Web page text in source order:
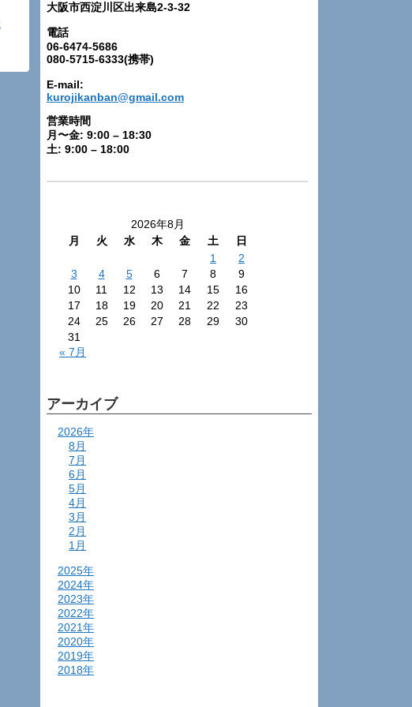
大阪市西淀川区出来島2-3-32
電話
06-6474-5686
080-5715-6333(携帯)
E-mail:
kurojikanban@gmail.com
営業時間
月〜金: 9:00 – 18:30
土: 9:00 – 18:00
2026年8月
月
火 水 木 金 土
日
1
2
3
4 5 6 7 8
9
10
11 12 13 14 15
16
17
18 19 20 21 22
23
24
25 26 27 28 29
30
31
« 7月
アーカイブ
2026年
8月
7月
6月
5月
4月
3月
2月
1月
2025年
2024年
2023年
2022年
2021年
2020年
2019年
2018年